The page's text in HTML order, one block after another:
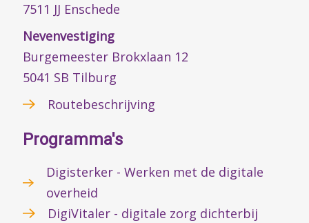
7511 JJ Enschede
Nevenvestiging
Burgemeester Brokxlaan 12
5041 SB Tilburg
Routebeschrijving
Programma's
Digisterker - Werken met de digitale
overheid
DigiVitaler - digitale zorg dichterbij